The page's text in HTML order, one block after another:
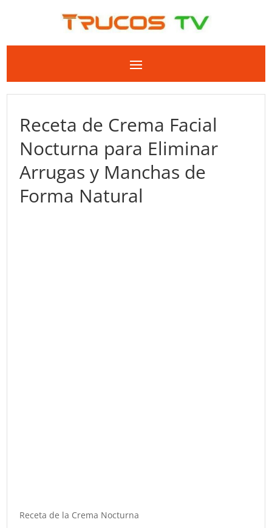
Receta de Crema Facial
Nocturna para Eliminar
Arrugas y Manchas de
Forma Natural
Receta de la Crema Nocturna